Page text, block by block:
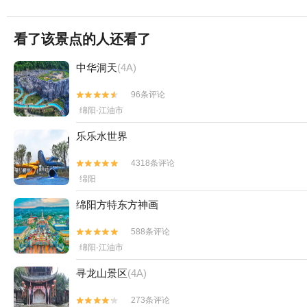
看了该景点的人还看了
中华洞天(4A)


96条评论
绵阳·江油市
乐乐水世界


4318条评论
绵阳
绵阳方特东方神画


588条评论
绵阳·江油市
寻龙山景区(4A)

 273条评论